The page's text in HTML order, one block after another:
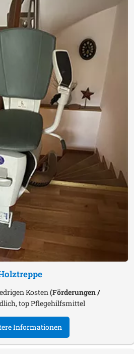
Kosten (Förderungen /
top Pflegehilfsmittel
Informationen